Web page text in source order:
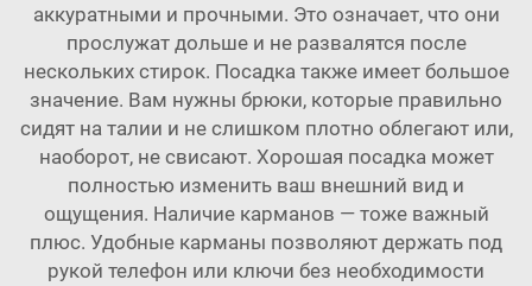
аккуратными и прочными. Это означает, что они
прослужат дольше и не развалятся после
нескольких стирок. Посадка также имеет большое
значение. Вам нужны брюки, которые правильно
сидят на талии и не слишком плотно облегают или,
наоборот, не свисают. Хорошая посадка может
полностью изменить ваш внешний вид и
ощущения. Наличие карманов — тоже важный
плюс. Удобные карманы позволяют держать под
рукой телефон или ключи без необходимости